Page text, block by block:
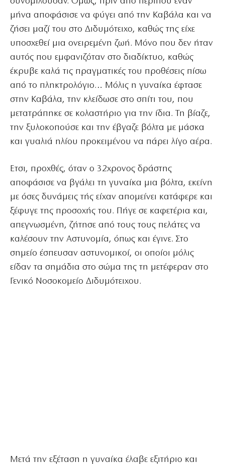
μήνα αποφάσισε να φύγει από την Καβάλα και να
ζήσει μαζί του στο Διδυμότειχο, καθώς της είχε
υποσχεθεί μια ονειρεμένη ζωή. Μόνο που δεν ήταν
αυτός που εμφανιζόταν στο διαδίκτυο, καθώς
έκρυβε καλά τις πραγματικές του προθέσεις πίσω
από το πληκτρολόγιο… Μόλις η γυναίκα έφτασε
στην Καβάλα, την κλείδωσε στο σπίτι του, που
μετατράπηκε σε κολαστήριο για την ίδια. Τη βίαζε,
την ξυλοκοπούσε και την έβγαζε βόλτα με μάσκα
και γυαλιά ηλίου προκειμένου να πάρει λίγο αέρα.
Ετσι, προχθές, όταν ο 32χρονος δράστης
αποφάσισε να βγάλει τη γυναίκα μια βόλτα, εκείνη
με όσες δυνάμεις τής είχαν απομείνει κατάφερε και
ξέφυγε της προσοχής του. Πήγε σε καφετέρια και,
απεγνωσμένη, ζήτησε από τους τους πελάτες να
καλέσουν την Αστυνομία, όπως και έγινε. Στο
σημείο έσπευσαν αστυνομικοί, οι οποίοι μόλις
είδαν τα σημάδια στο σώμα της τη μετέφεραν στο
Γενικό Νοσοκομείο Διδυμότειχου.
Μετά την εξέταση η γυναίκα έλαβε εξιτήριο και